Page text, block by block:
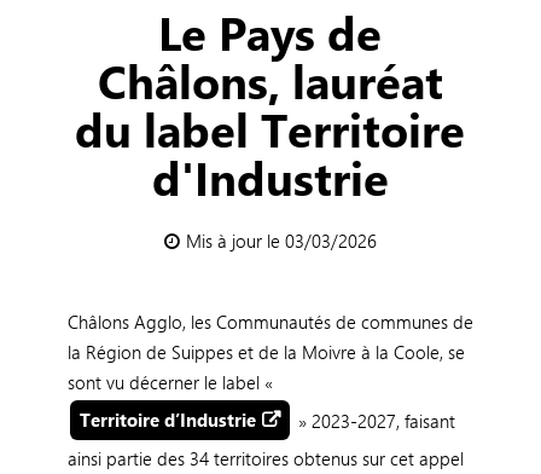
Le Pays de
Châlons, lauréat
du label Territoire
d'Industrie
Mis à jour le 03/03/2026
Châlons Agglo, les Communautés de communes de
la Région de Suippes et de la Moivre à la Coole, se
sont vu décerner le label «
Territoire d’Industrie
» 2023-2027, faisant
ainsi partie des 34 territoires obtenus sur cet appel